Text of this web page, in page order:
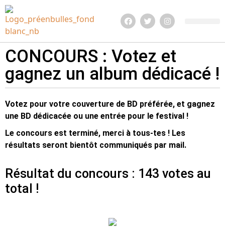
CONCOURS : Votez et
gagnez un album dédicacé !
Votez pour votre couverture de BD préférée, et gagnez
une BD dédicacée ou une entrée pour le festival !
Le concours est terminé, merci à tous-tes ! Les
résultats seront bientôt communiqués par mail.
Résultat du concours : 143 votes au
total !